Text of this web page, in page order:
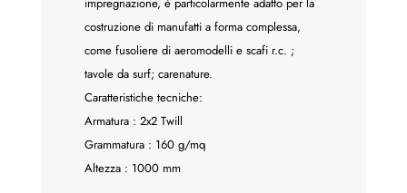
costruzione di manufatti a forma complessa,
come fusoliere di aeromodelli e scafi r.c. ;
tavole da surf; carenature.
Caratteristiche tecniche:
Armatura : 2x2 Twill
Grammatura : 160 g/mq
Altezza : 1000 mm